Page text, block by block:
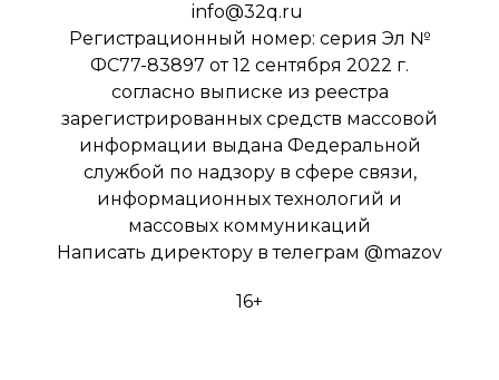
info@32q.ru
Регистрационный номер: серия Эл №
ФС77-83897 от 12 сентября 2022 г.
согласно выписке из реестра
зарегистрированных средств массовой
информации выдана Федеральной
службой по надзору в сфере связи,
информационных технологий и
массовых коммуникаций
Написать директору в телеграм @mazov
16+